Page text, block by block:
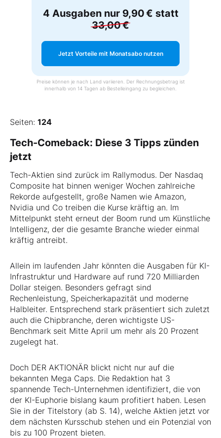
4 Ausgaben nur 9,90 € statt
33,00 €
Jetzt Vorteile mit Monatsabo nutzen
Preise können je nach Land variieren. Der Rechnungsbetrag ist
innerhalb von 14 Tagen ab Bestelleingang zu begleichen.
Seiten: 124
Tech-Comeback: Diese 3 Tipps zünden
jetzt
Tech-Aktien sind zurück im Rallymodus. Der Nasdaq
Composite hat binnen weniger Wochen zahlreiche
Rekorde aufgestellt, große Namen wie Amazon,
Nvidia und Co treiben die Kurse kräftig an. Im
Mittelpunkt steht erneut der Boom rund um Künstliche
Intelligenz, der die gesamte Branche wieder einmal
kräftig antreibt.
Allein im laufenden Jahr könnten die Ausgaben für KI-
Infrastruktur und Hardware auf rund 720 Milliarden
Dollar steigen. Besonders gefragt sind
Rechenleistung, Speicherkapazität und moderne
Halbleiter. Entsprechend stark präsentiert sich zuletzt
auch die Chipbranche, deren wichtigste US-
Benchmark seit Mitte April um mehr als 20 Prozent
zugelegt hat.
Doch DER AKTIONÄR blickt nicht nur auf die
bekannten Mega Caps. Die Redaktion hat 3
spannende Tech-Unternehmen identifiziert, die von
der KI-Euphorie bislang kaum profitiert haben. Lesen
Sie in der Titelstory (ab S. 14), welche Aktien jetzt vor
dem nächsten Kursschub stehen und ein Potenzial von
bis zu 100 Prozent bieten.